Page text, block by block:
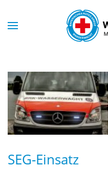
Skip to main content
SEG-Einsatz